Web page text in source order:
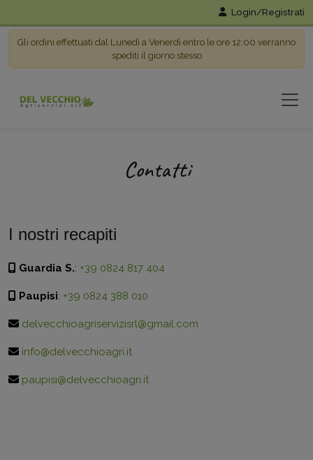
Login/Registrati
Gli ordini effettuati dal Lunedì a Venerdì entro le ore 12:00 verranno
spediti il giorno stesso
Contatti
I nostri recapiti
Guardia S.: +39 0824 817 404
Paupisi: +39 0824 388 010
delvecchioagriservizisrl@gmail.com
info@delvecchioagri.it
paupisi@delvecchioagri.it